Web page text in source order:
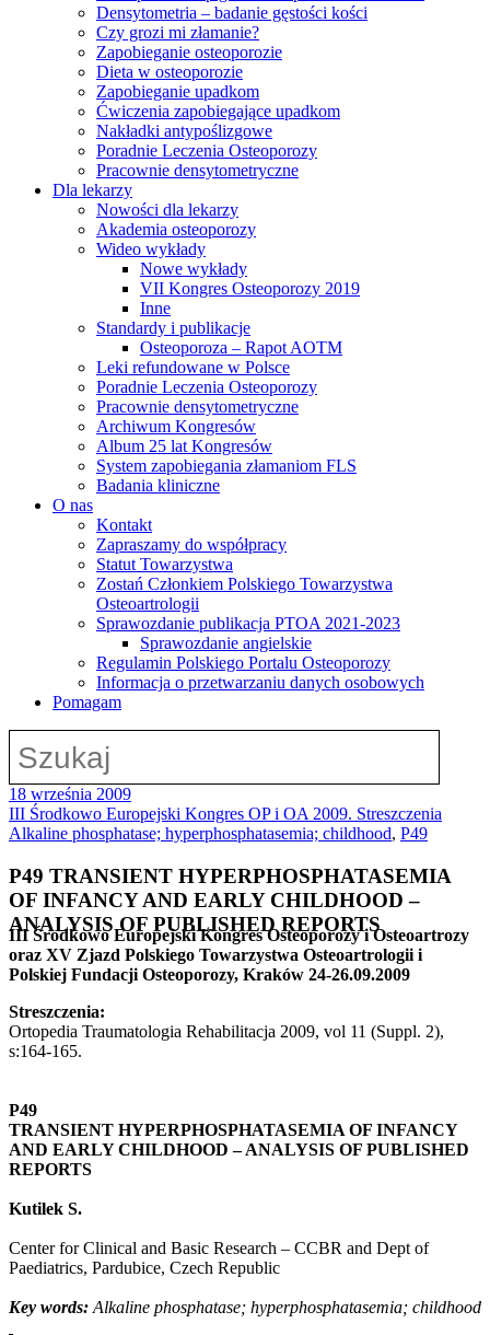
Densytometria – badanie gęstości kości
Czy grozi mi złamanie?
Zapobieganie osteoporozie
Dieta w osteoporozie
Zapobieganie upadkom
Ćwiczenia zapobiegające upadkom
Nakładki antypoślizgowe
Poradnie Leczenia Osteoporozy
Pracownie densytometryczne
Dla lekarzy
Nowości dla lekarzy
Akademia osteoporozy
Wideo wykłady
Nowe wykłady
VII Kongres Osteoporozy 2019
Inne
Standardy i publikacje
Osteoporoza – Rapot AOTM
Leki refundowane w Polsce
Poradnie Leczenia Osteoporozy
Pracownie densytometryczne
Archiwum Kongresów
Album 25 lat Kongresów
System zapobiegania złamaniom FLS
Badania kliniczne
O nas
Kontakt
Zapraszamy do współpracy
Statut Towarzystwa
Zostań Członkiem Polskiego Towarzystwa
Osteoartrologii
Sprawozdanie publikacja PTOA 2021-2023
Sprawozdanie angielskie
Regulamin Polskiego Portalu Osteoporozy
Informacja o przetwarzaniu danych osobowych
Pomagam
18 września 2009
III Środkowo Europejski Kongres OP i OA 2009. Streszczenia
Alkaline phosphatase; hyperphosphatasemia; childhood, P49
P49 TRANSIENT HYPERPHOSPHATASEMIA
OF INFANCY AND EARLY CHILDHOOD –
ANALYSIS OF PUBLISHED REPORTS
III Środkowo Europejski Kongres Osteoporozy i Osteoartrozy
oraz XV Zjazd Polskiego Towarzystwa Osteoartrologii i
Polskiej Fundacji Osteoporozy, Kraków 24-26.09.2009
Streszczenia:
Ortopedia Traumatologia Rehabilitacja 2009, vol 11 (Suppl. 2),
s:164-165.
P49
TRANSIENT HYPERPHOSPHATASEMIA OF INFANCY
AND EARLY CHILDHOOD – ANALYSIS OF PUBLISHED
REPORTS
Kutilek S.
Center for Clinical and Basic Research – CCBR and Dept of
Paediatrics, Pardubice, Czech Republic
Key words: Alkaline phosphatase; hyperphosphatasemia; childhood